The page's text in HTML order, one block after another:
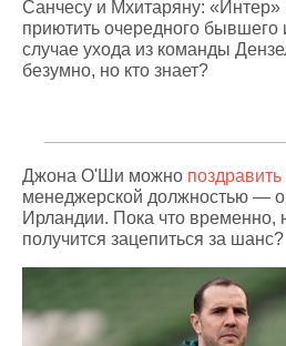
Санчесу и Мхитаряну: «Интер»
приютить очередного бывшего
случае ухода из команды
безумно, но кто знает?
Джона О'Ши можно поздравить
менеджерской должностью —
Ирландии. Пока что временно,
получится зацепиться за шанс?